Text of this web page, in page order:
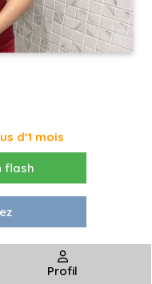
d'1 mois
flash
Profil